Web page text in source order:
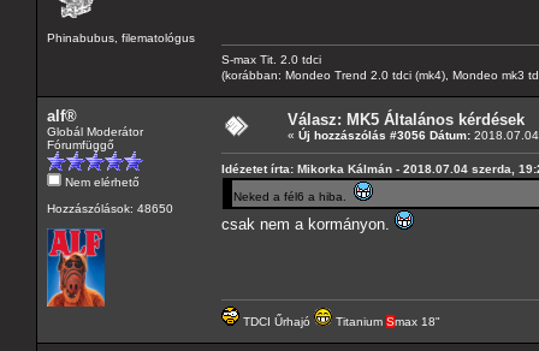
Phinabubus, filematológus
S-max Tit. 2.0 tdci
(korábban: Mondeo Trend 2.0 tdci (mk4), Mondeo mk3
alf®
Globál Moderátor
Fórumfüggő
Nem elérhető
Hozzászólások: 48650
Válasz: MK5 Általános kérdések
« Új hozzászólás #3056 Dátum:
Idézetet írta: Mikorka Kálmán - 2018.07.04 szerda,
Neked a fél6 a hiba.
csak nem a kormányon.
TDCI Űrhajó Titanium Smax 18"